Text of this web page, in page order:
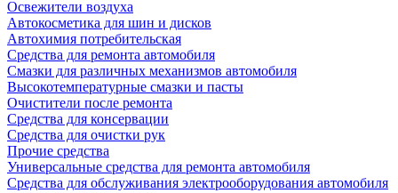
Освежители воздуха
Автокосметика для шин и дисков
Автохимия потребительская
Средства для ремонта автомобиля
Смазки для различных механизмов автомобиля
Высокотемпературные смазки и пасты
Очистители после ремонта
Средства для консервации
Средства для очистки рук
Прочие средства
Универсальные средства для ремонта автомобиля
Средства для обслуживания электрооборудования автомобиля